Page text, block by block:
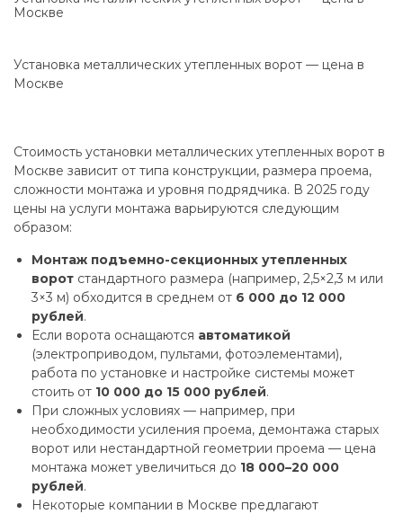
Москве
Установка металлических утепленных ворот — цена в
Москве
Стоимость установки металлических утепленных ворот в
Москве зависит от типа конструкции, размера проема,
сложности монтажа и уровня подрядчика. В 2025 году
цены на услуги монтажа варьируются следующим
образом:
Монтаж подъемно-секционных утепленных
ворот стандартного размера (например, 2,5×2,3 м или
3×3 м) обходится в среднем от 6 000 до 12 000
рублей.
Если ворота оснащаются автоматикой
(электроприводом, пультами, фотоэлементами),
работа по установке и настройке системы может
стоить от 10 000 до 15 000 рублей.
При сложных условиях — например, при
необходимости усиления проема, демонтажа старых
ворот или нестандартной геометрии проема — цена
монтажа может увеличиться до 18 000–20 000
рублей.
Некоторые компании в Москве предлагают